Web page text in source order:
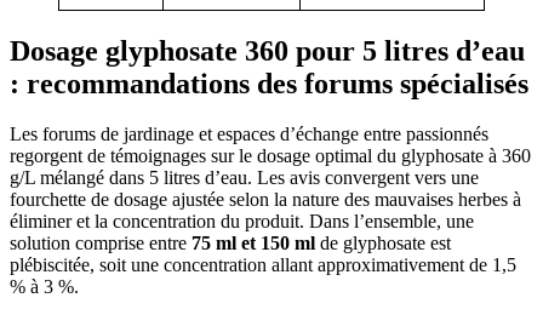
Dosage glyphosate 360 pour 5 litres d’eau
: recommandations des forums spécialisés
Les forums de jardinage et espaces d’échange entre passionnés
regorgent de témoignages sur le dosage optimal du glyphosate à 360
g/L mélangé dans 5 litres d’eau. Les avis convergent vers une
fourchette de dosage ajustée selon la nature des mauvaises herbes à
éliminer et la concentration du produit. Dans l’ensemble, une
solution comprise entre 75 ml et 150 ml de glyphosate est
plébiscitée, soit une concentration allant approximativement de 1,5
% à 3 %.